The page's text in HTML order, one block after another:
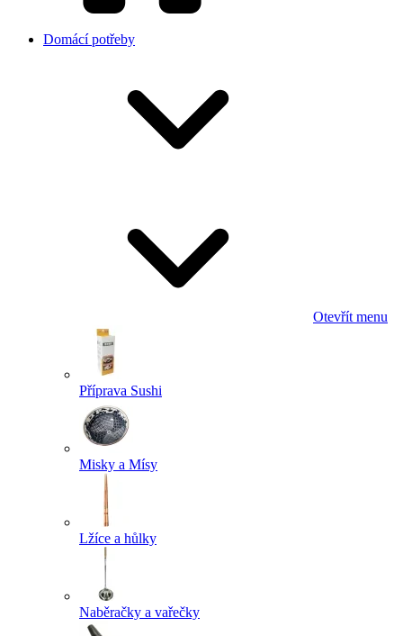
Domácí potřeby
Otevřít menu
Příprava Sushi
Misky a Mísy
Lžíce a hůlky
Naběračky a vařečky